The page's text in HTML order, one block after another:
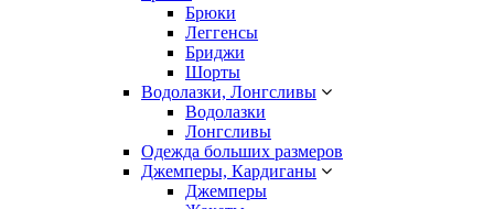
Брюки
Леггенсы
Бриджи
Шорты
Водолазки, Лонгсливы
Водолазки
Лонгсливы
Одежда больших размеров
Джемперы, Кардиганы
Джемперы